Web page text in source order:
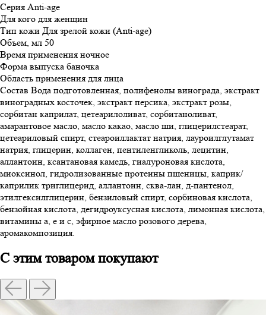
Серия Anti-age
Для кого для женщин
Тип кожи Для зрелой кожи (Anti-age)
Объем, мл 50
Время применения ночное
Форма выпуска баночка
Область применения для лица
Состав Вода подготовленная, полифенолы винограда, экстракт
виноградных косточек, экстракт персика, экстракт розы,
сорбитан каприлат, цетеарилоливат, сорбитаноливат,
амарантовое масло, масло какао, масло ши, глицерилстеарат,
цетеариловый спирт, стеароиллактат натрия, лауроилглутамат
натрия, глицерин, коллаген, пентиленгликоль, лецитин,
аллантоин, ксантановая камедь, гиалуроновая кислота,
миоксинол, гидролизованные протеины пшеницы, каприк/
каприлик триглицерид, аллантоин, сква-лан, д-пантенол,
этилгексилглицерин, бензиловый спирт, сорбиновая кислота,
бензойная кислота, дегидроуксусная кислота, лимонная кислота,
витамины а, е и с, эфирное масло розового дерева,
аромакомпозиция.
С этим товаром покупают